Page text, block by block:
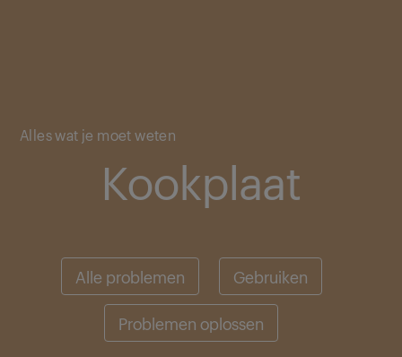
Alles wat je moet weten
Kookplaat
Alle problemen Gebruiken
Problemen oplossen